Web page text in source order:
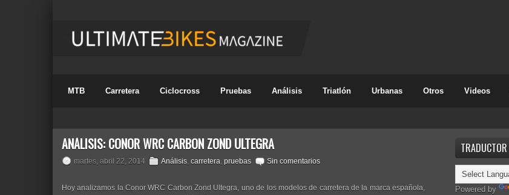
MTB Carretera Ciclocross Pruebas Análisis Triatlón Urbanas Otros Videos
ANÁLISIS: CONOR WRC CARBON ZOND ULTEGRA
martes, abril 22, 2014 Análisis, carretera, pruebas Sin comentarios
Hoy analizamos la Conor WRC Carbon Zond Ultegra, uno de los modelos de carretera de la marca española,
TRADUCTOR
Powered by